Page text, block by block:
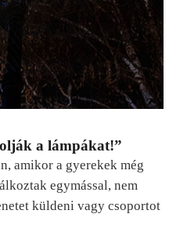
a lámpákat!”
amikor a gyerekek még
egymással, nem
küldeni vagy csoportot